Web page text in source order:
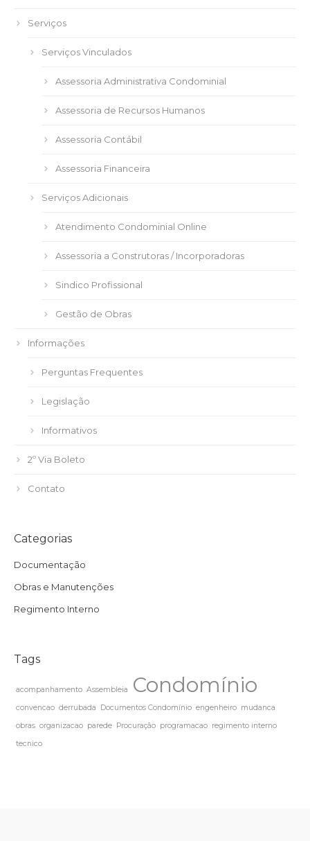
Serviços
Serviços Vinculados
Assessoria Administrativa Condominial
Assessoria de Recursos Humanos
Assessoria Contábil
Assessoria Financeira
Serviços Adicionais
Atendimento Condominial Online
Assessoria a Construtoras / Incorporadoras
Sindico Profissional
Gestão de Obras
Informações
Perguntas Frequentes
Legislação
Informativos
2º Via Boleto
Contato
Categorias
Documentação
Obras e Manutenções
Regimento Interno
Tags
acompanhamento Assembleia Condomínio
convencao derrubada Documentos Condomínio engenheiro mudanca
obras organizacao parede Procuração programacao regimento interno
tecnico